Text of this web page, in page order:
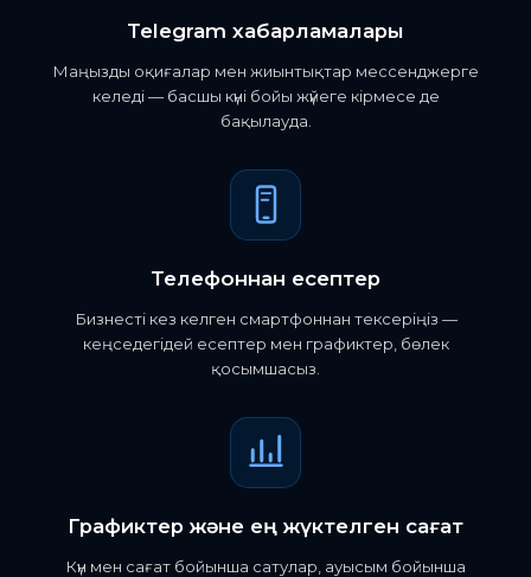
Telegram хабарламалары
Маңызды оқиғалар мен жиынтықтар мессенджерге
келеді — басшы күні бойы жүйеге кірмесе де
бақылауда.
Телефоннан есептер
Бизнесті кез келген смартфоннан тексеріңіз —
кеңседегідей есептер мен графиктер, бөлек
қосымшасыз.
Графиктер және ең жүктелген сағат
Күн мен сағат бойынша сатулар, ауысым бойынша